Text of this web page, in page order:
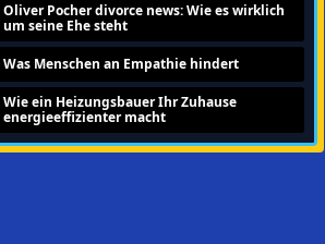
Oliver Pocher divorce news: Wie es wirklich
um seine Ehe steht
Was Menschen an Empathie hindert
Wie ein Heizungsbauer Ihr Zuhause
energieeffizienter macht